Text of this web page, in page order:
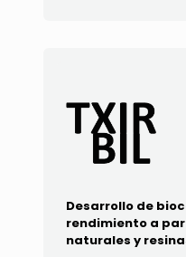
Desarrollo de
rendimiento a
naturales y